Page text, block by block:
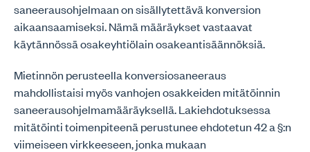
saneerausohjelmaan on sisällytettävä konversion
aikaansaamiseksi. Nämä määräykset vastaavat
käytännössä osakeyhtiölain osakeantisäännöksiä.
Mietinnön perusteella konversiosaneeraus
mahdollistaisi myös vanhojen osakkeiden mitätöinnin
saneerausohjelmamääräyksellä. Lakiehdotuksessa
mitätöinti toimenpiteenä perustunee ehdotetun 42 a §:n
viimeiseen virkkeeseen, jonka mukaan